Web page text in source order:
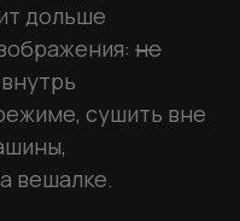
дольше
не
сушить вне
вешалке.